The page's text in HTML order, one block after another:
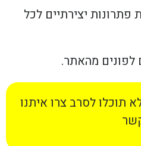
פתרונות יצירתיים לכל
לפונים מהאתר.
לסרב צרו איתנו